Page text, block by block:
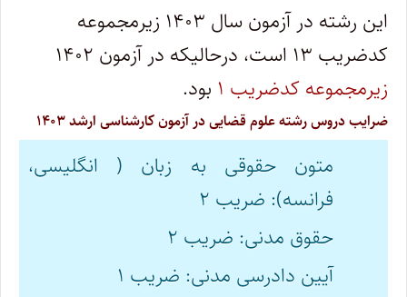
این رشته در آزمون سال ۱۴۰۳ زیرمجموعه
کدضریب ۱۳ است، درحالیکه در آزمون ۱۴۰۲
زیرمجموعه کدضریب ۱
بود.
ضرایب دروس رشته علوم قضایی در آزمون کارشناسی ارشد ۱۴۰۳
متون حقوقی به زبان ( انگلیسی،
فرانسه): ضریب ۲
حقوق مدنی: ضریب ۲
آیین دادرسی مدنی: ضریب ۱